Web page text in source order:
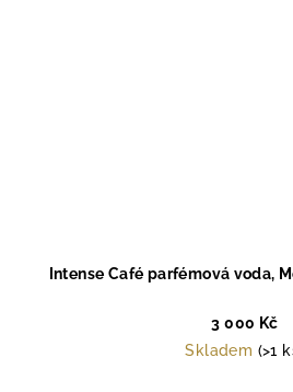
Intense Café parfémová voda,
3 000 Kč
Skladem (>1